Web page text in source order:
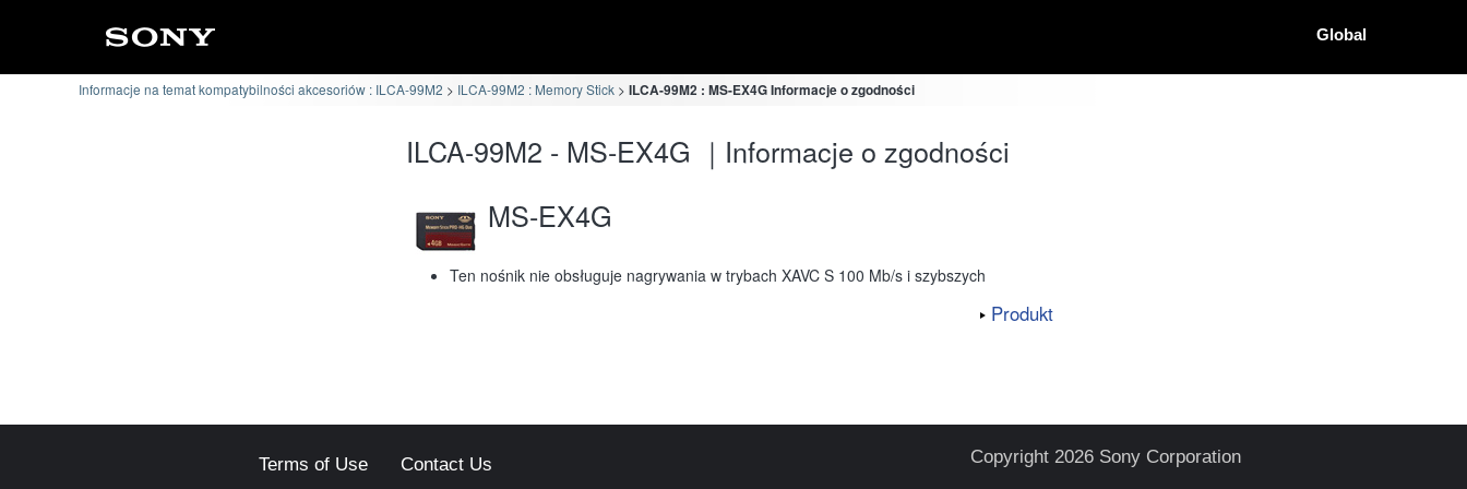
Global
Informacje na temat kompatybilności akcesoriów : ILCA-99M2 ILCA-99M2 : Memory Stick ILCA-99M2 : MS-EX4G Informacje o zgodności
ILCA-99M2 - MS-EX4G ｜Informacje o zgodności
MS-EX4G
Ten nośnik nie obsługuje nagrywania w trybach XAVC S 100 Mb/s i szybszych
Produkt
Terms of Use Contact Us Copyright 2026 Sony Corporation